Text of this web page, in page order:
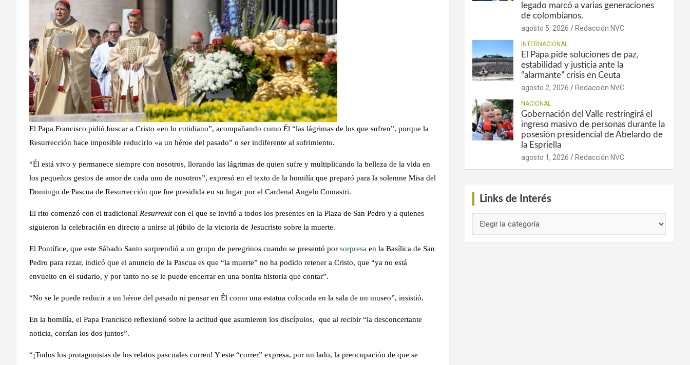
El Papa Francisco pidió buscar a Cristo «en lo cotidiano”, acompañando como Él “las lágrimas de los que sufren”, porque la
Resurrección hace imposible reducirlo «a un héroe del pasado” o ser indiferente al sufrimiento.
“Él está vivo y permanece siempre con nosotros, llorando las lágrimas de quien sufre y multiplicando la belleza de la vida en
los pequeños gestos de amor de cada uno de nosotros”, expresó en el texto de la homilía que preparó para la solemne Misa del
Domingo de Pascua de Resurrección que fue presidida en su lugar por el Cardenal Angelo Comastri.
El rito comenzó con el tradicional Resurrexitcon el que se invitó a todos los presentes en la Plaza de San Pedro y a quienes
siguieron la celebración en directo a unirse al júbilo de la victoria de Jesucristo sobre la muerte.
El Pontífice, que este Sábado Santo sorprendió a un grupo de peregrinos cuando se presentó por sorpresa en la Basílica de San
Pedro para rezar, indicó que el anuncio de la Pascua es que “la muerte” no ha podido retener a Cristo, que “ya no está
envuelto en el sudario, y por tanto no se le puede encerrar en una bonita historia que contar”.
“No se le puede reducir a un héroe del pasado ni pensar en Él como una estatua colocada en la sala de un museo”, insistió.
En la homilía, el Papa Francisco reflexionó sobre la actitud que asumieron los discípulos, que al recibir “la desconcertante
noticia, corrían los dos juntos”.
“¡Todos los protagonistas de los relatos pascuales corren! Y este “correr” expresa, por un lado, la preocupación de que se
legado marcó a varias generaciones
de colombianos.
agosto 5, 2026 Redacción NVC
INTERNACIONAL
El Papa pide soluciones de paz,
estabilidad y justicia ante la
“alarmante” crisis en Ceuta
agosto 2, 2026 Redacción NVC
NACIONAL
Gobernación del Valle restringirá el
ingreso masivo de personas durante la
posesión presidencial de Abelardo de
la Espriella
agosto 1, 2026 Redacción NVC
Links de Interés
de